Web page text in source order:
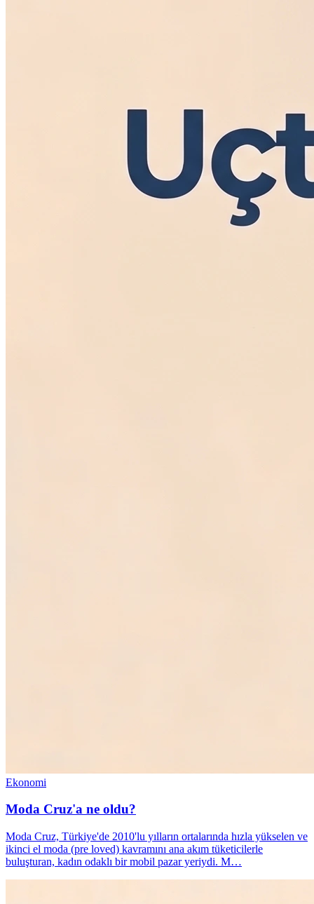
Ekonomi
Moda Cruz'a ne oldu?
Moda Cruz, Türkiye'de 2010'lu yılların ortalarında hızla yükselen ve
ikinci el moda (pre loved) kavramını ana akım tüketicilerle
buluşturan, kadın odaklı bir mobil pazar yeriydi. M…